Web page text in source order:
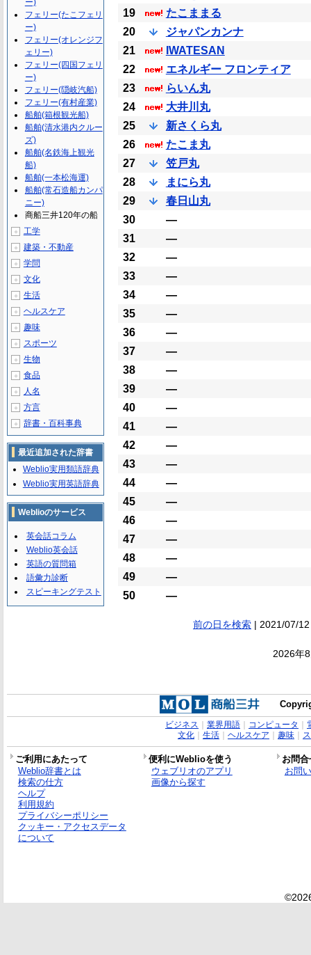
19
たこままる
20
ジャパンカンナ
21
IWATESAN
22
エネルギー フロンティア
23
らいん丸
24
大井川丸
25
新さくら丸
26
たこま丸
27
笠戸丸
28
まにら丸
29
春日山丸
30
―
31
―
32
―
33
―
34
―
35
―
36
―
37
―
38
―
39
―
40
―
41
―
42
―
43
―
44
―
45
―
46
―
47
―
48
―
49
―
50
―
前の日を検索| 2021/07/
2026年
ー)
フェリー(たこフェリ
ー)
フェリー(オレンジフ
ェリー)
フェリー(四国フェリ
ー)
フェリー(隠岐汽船)
フェリー(有村産業)
船舶(箱根観光船)
船舶(清水港内クルー
ズ)
船舶(名鉄海上観光
船)
船舶(一本松海運)
船舶(常石造船カンパ
ニー)
商船三井120年の船
＋ 工学
＋ 建築・不動産
＋ 学問
＋ 文化
＋ 生活
＋ ヘルスケア
＋ 趣味
＋ スポーツ
＋ 生物
＋ 食品
＋ 人名
＋ 方言
＋ 辞書・百科事典
最近追加された辞書
Weblio実用類語辞典
Weblio実用英語辞典
Weblioのサービス
英会話コラム
Weblio英会話
英語の質問箱
語彙力診断
スピーキングテスト
ビジネス 業界用語｜ コンピュータ
文化｜ 生活｜ ヘルスケア 趣味｜
ご利用にあたって 便利にWeblioを使う
お問
Weblio辞書とは
検索の仕方
ヘルプ
利用規約
プライバシーポリシー
クッキー・アクセスデータ
について
ウェブリオのアプリ
画像から探す
お問